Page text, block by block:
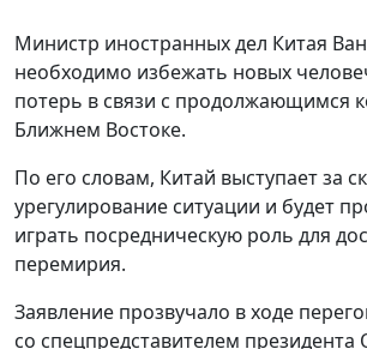
Министр иностранных дел Китая
необходимо избежать новых
потерь в связи с продолжающимся
Ближнем Востоке.
По его словам, Китай выступает за
урегулирование ситуации и будет
играть посредническую роль для
перемирия.
Заявление прозвучало в ходе
со спецпредставителем